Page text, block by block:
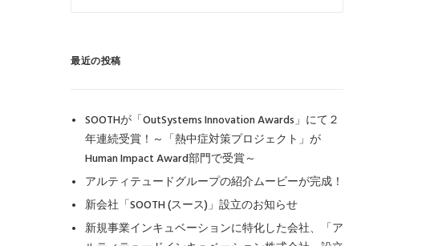
最近の投稿
SOOTHが「OutSystems Innovation Awards」にて２
年連続受賞！～「熱中症対策プロジェクト」が
Human Impact Award部門で受賞～
アルティテュードグループの紹介ムービーが完成！
新会社「SOOTH (スース)」設立のお知らせ
新規事業インキュベーションに特化した会社、「ア